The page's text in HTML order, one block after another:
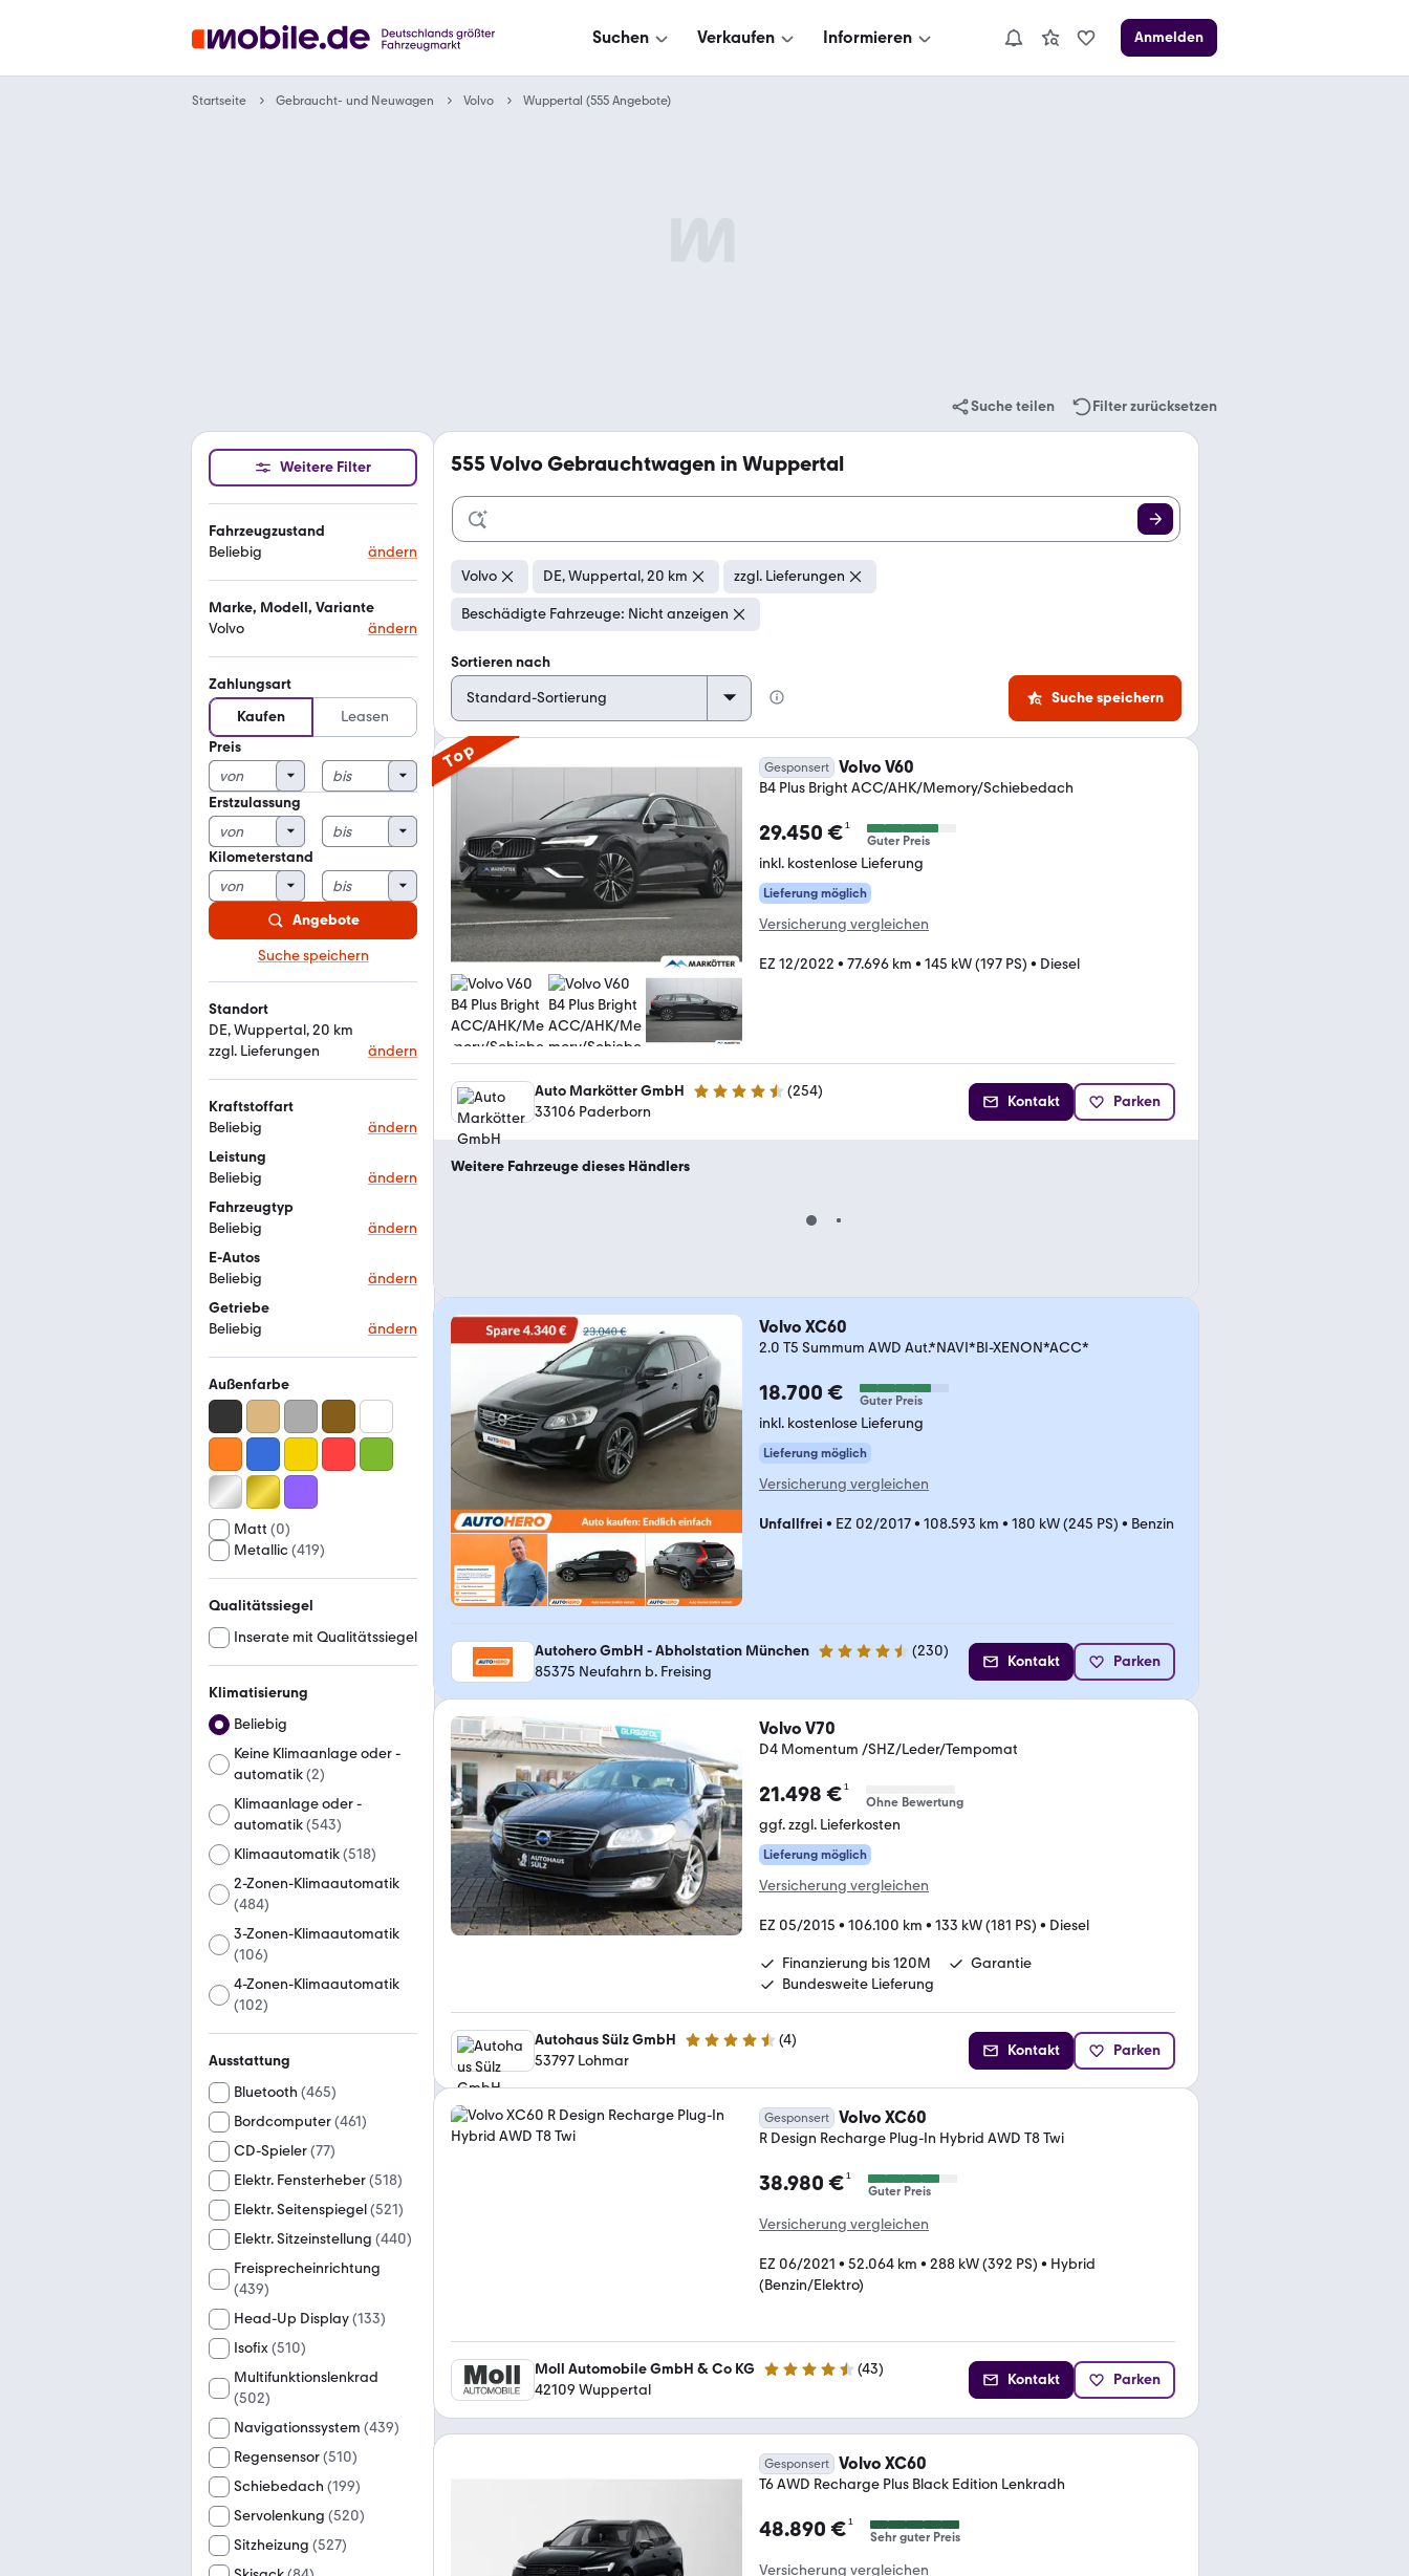
Suchen Verkaufen Informieren Anmelden
Startseite Gebraucht- und Neuwagen Volvo Wuppertal (555 Angebote)
Suche teilen Filter zurücksetzen
Weitere Filter
Fahrzeugzustand
Beliebig
ändern
Marke, Modell, Variante
Volvo
ändern
Zahlungsart
Kaufen
Leasen
Preis
Erstzulassung
Kilometerstand
Angebote
Suche speichern
Standort
DE, Wuppertal, 20 km
zzgl. Lieferungen
ändern
Kraftstoffart
Beliebig
ändern
Leistung
Beliebig
ändern
Fahrzeugtyp
Beliebig
ändern
E-Autos
Beliebig
ändern
Getriebe
Beliebig
ändern
Außenfarbe
Matt (0)
Metallic(419)
Qualitätssiegel
Inserate mit Qualitätssiegel
Klimatisierung
Beliebig
Keine Klimaanlage oder -
automatik(2)
Klimaanlage oder -
automatik(543)
Klimaautomatik(518)
2-Zonen-Klimaautomatik
(484)
3-Zonen-Klimaautomatik
(106)
4-Zonen-Klimaautomatik
(102)
Ausstattung
Bluetooth (465)
Bordcomputer(461)
CD-Spieler(77)
Elektr. Fensterheber(518)
Elektr. Seitenspiegel(521)
Elektr. Sitzeinstellung (440)
Freisprecheinrichtung
(439)
Head-Up Display(133)
Isofix(510)
Multifunktionslenkrad
(502)
Navigationssystem (439)
Regensensor(510)
Schiebedach (199)
Servolenkung (520)
Sitzheizung (527)
555Volvo Gebrauchtwagen in Wuppertal
Volvo DE, Wuppertal, 20 km zzgl. Lieferungen
Beschädigte Fahrzeuge: Nicht anzeigen
Sortieren nach
Suche speichern
Top Gesponsert Volvo V60
B4 Plus Bright ACC/AHK/Memory/Schiebedach
29.450 €¹
Guter Preis
inkl. kostenlose Lieferung
Lieferung möglich
Versicherung vergleichen
EZ 12/2022 • 77.696 km • 145 kW (197 PS) • Diesel
Auto Markötter GmbH 4.7 Sterne (254)
33106 Paderborn
Kontakt Parken
Weitere Fahrzeuge dieses Händlers
Volvo XC60
2.0 T5 Summum AWD Aut.*NAVI*BI-XENON*ACC*
18.700 € Guter Preis
inkl. kostenlose Lieferung
Lieferung möglich
Versicherung vergleichen
Unfallfrei • EZ 02/2017• 108.593 km • 180 kW (245 PS) • Benzin
Autohero GmbH - Abholstation München 4.4 Sterne (230)
85375 Neufahrn b. Freising
Kontakt Parken
Volvo V70
D4 Momentum /SHZ/Leder/Tempomat
21.498 €¹
Ohne Bewertung
ggf. zzgl. Lieferkosten
Lieferung möglich
Versicherung vergleichen
EZ 05/2015 • 106.100 km • 133 kW (181 PS) • Diesel
Finanzierung bis 120M
Garantie
Bundesweite Lieferung
Autohaus Sülz GmbH 4.6 Sterne (4)
53797 Lohmar
Kontakt Parken
Gesponsert Volvo XC60
R Design Recharge Plug-In Hybrid AWD T8 Twi
38.980 €¹
Guter Preis
Versicherung vergleichen
EZ 06/2021 • 52.064 km • 288 kW (392 PS) • Hybrid
(Benzin/Elektro)
Moll Automobile GmbH & Co KG 4.5 Sterne (43)
42109 Wuppertal
Kontakt Parken
Gesponsert Volvo XC60
T6 AWD Recharge Plus Black Edition Lenkradh
48.890 €¹
Sehr guter Preis
Versicherung vergleichen